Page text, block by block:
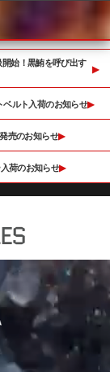
始！黒鮪を呼び出す ▶
ベルト入荷のお知らせ▶
売のお知らせ▶
荷のお知らせ▶